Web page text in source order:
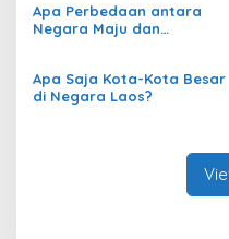
Apa Perbedaan antara
Negara Maju dan
Apa Saja Kota-Kota Besar
di Negara Laos?